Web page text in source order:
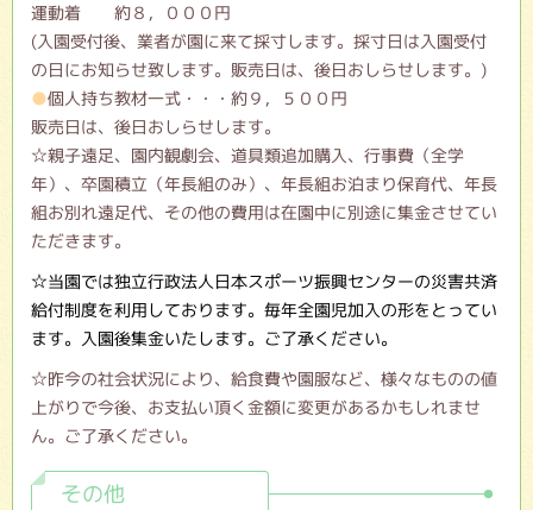
運動着 約８，０００円
(入園受付後、業者が園に来て採寸します。採寸日は入園受付
の日にお知らせ致します。販売日は、後日おしらせします。)
個人持ち教材一式・・・約９，５００円
販売日は、後日おしらせします。
☆親子遠足、園内観劇会、道具類追加購入、行事費（全学
年）、卒園積立（年長組のみ）、年長組お泊まり保育代、年長
組お別れ遠足代、その他の費用は在園中に別途に集金させてい
ただきます。
☆当園では独立行政法人日本スポーツ振興センターの災害共済
給付制度を利用しております。毎年全園児加入の形をとってい
ます。入園後集金いたします。ご了承ください。
☆昨今の社会状況により、給食費や園服など、様々なものの値
上がりで今後、お支払い頂く金額に変更があるかもしれませ
ん。ご了承ください。
その他